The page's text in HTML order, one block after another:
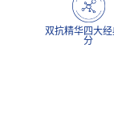
双抗精华四大
分